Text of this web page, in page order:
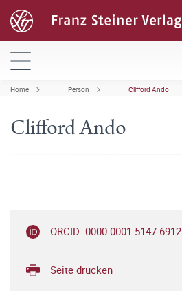
Home Person Clifford Ando
Clifford Ando
ORCID: 0000-0001-5147-6912
Seite drucken